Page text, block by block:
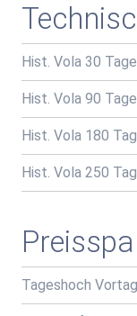
Hist. Vola 30 Tage
Hist. Vola 90 Tage
Hist. Vola 180
Hist. Vola 250
Tageshoch Vortag